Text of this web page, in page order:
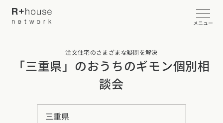
メニュー
イベント・見学会を探す
近くの工務店に相談する
注文住宅のさまざまな疑問を解決
「三重県」のおうちのギモン個別相
談会
三重県